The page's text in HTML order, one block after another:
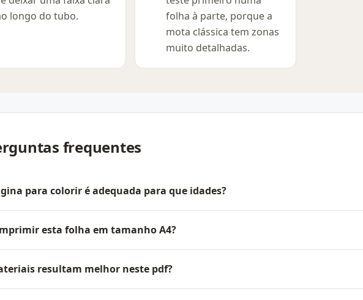
longo do tubo.
folha à parte, porque a
mota clássica tem zonas
muito detalhadas.
frequentes
para colorir é adequada para que idades?
esta folha em tamanho A4?
resultam melhor neste pdf?